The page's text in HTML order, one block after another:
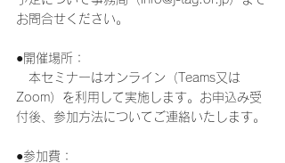
お問合せください。
●開催場所：
本セミナーはオンライン（Teams又は
Zoom）を利用して実施します。お申込み受
付後、参加方法についてご連絡いたします。
●参加費：